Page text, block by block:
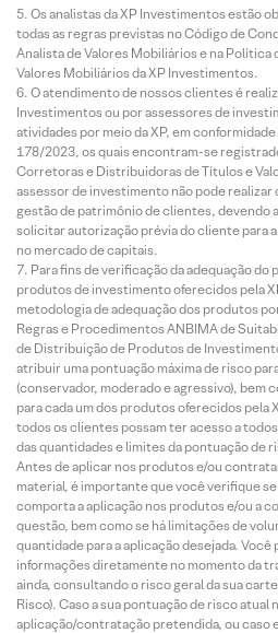
Os analistas da XP Investimentos estão
todas as regras previstas no Código de
Analista de Valores Mobiliários e na Política
Valores Mobiliários da XP Investimentos.
O atendimento de nossos clientes é
Investimentos ou por assessores de
atividades por meio da XP, em conformidade
178/2023, os quais encontram-se
Corretoras e Distribuidoras de Títulos e
assessor de investimento não pode
gestão de patrimônio de clientes, devendo
solicitar autorização prévia do cliente para
no mercado de capitais.
Para fins de verificação da adequação
produtos de investimento oferecidos pela
metodologia de adequação dos produtos
Regras e Procedimentos ANBIMA de
de Distribuição de Produtos de
atribuir uma pontuação máxima de risco
(conservador, moderado e agressivo), bem
para cada um dos produtos oferecidos pela
todos os clientes possam ter acesso a
das quantidades e limites da pontuação de
Antes de aplicar nos produtos e/ou
material, é importante que você verifique
comporta a aplicação nos produtos e/ou a
questão, bem como se há limitações de
quantidade para a aplicação desejada.
informações diretamente no momento da
ainda, consultando o risco geral da sua
Risco). Caso a sua pontuação de risco atual
aplicação/contratação pretendida, ou caso